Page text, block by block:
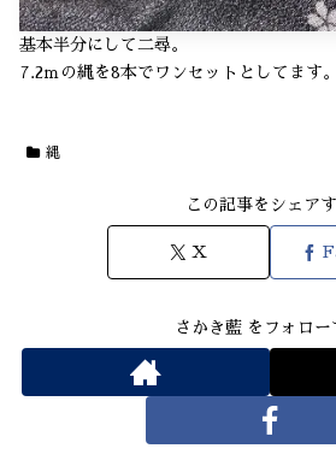
基本半分にして二尋。
7.2ｍの縄を8本でワンセットとしてます。
縄
この記事をシェア
X
さかき藍 をフォロー